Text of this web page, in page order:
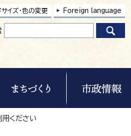
イズ・色の変更 Foreign language
用ください